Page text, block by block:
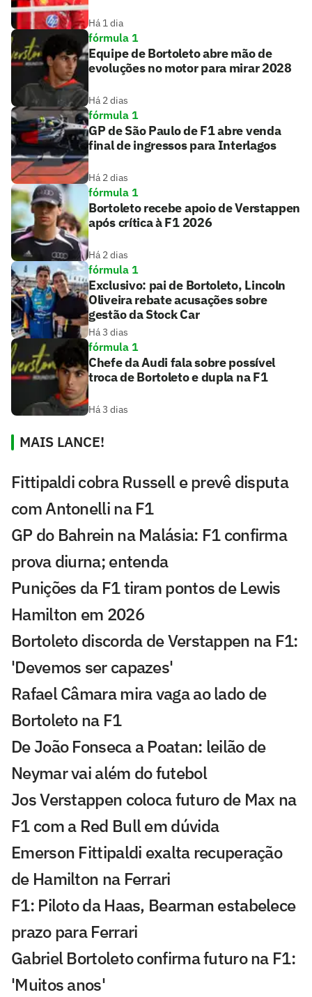
Há 1 dia
fórmula 1
Equipe de Bortoleto abre mão de
evoluções no motor para mirar 2028
Há 2 dias
fórmula 1
GP de São Paulo de F1 abre venda
final de ingressos para Interlagos
Há 2 dias
fórmula 1
Bortoleto recebe apoio de Verstappen
após crítica à F1 2026
Há 2 dias
fórmula 1
Exclusivo: pai de Bortoleto, Lincoln
Oliveira rebate acusações sobre
gestão da Stock Car
Há 3 dias
fórmula 1
Chefe da Audi fala sobre possível
troca de Bortoleto e dupla na F1
Há 3 dias
MAIS LANCE!
Fittipaldi cobra Russell e prevê disputa
com Antonelli na F1
GP do Bahrein na Malásia: F1 confirma
prova diurna; entenda
Punições da F1 tiram pontos de Lewis
Hamilton em 2026
Bortoleto discorda de Verstappen na F1:
'Devemos ser capazes'
Rafael Câmara mira vaga ao lado de
Bortoleto na F1
De João Fonseca a Poatan: leilão de
Neymar vai além do futebol
Jos Verstappen coloca futuro de Max na
F1 com a Red Bull em dúvida
Emerson Fittipaldi exalta recuperação
de Hamilton na Ferrari
F1: Piloto da Haas, Bearman estabelece
prazo para Ferrari
Gabriel Bortoleto confirma futuro na F1:
'Muitos anos'